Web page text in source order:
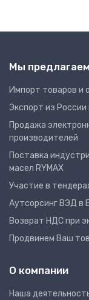
Мы предлагаем
Импорт товаров и
Экспорт из
Продажа
производителей
Поставка
масел RYMAX
Участие в
Аутсорсинг ВЭД в
Возврат НДС при
Продвинем Ваш
О компании
Наша